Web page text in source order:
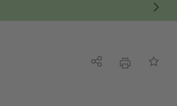
Condividistamparealla